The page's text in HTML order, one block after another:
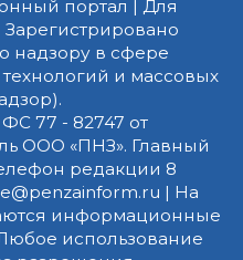
портал | Для
Зарегистрировано
надзору в сфере
и массовых
77 - 82747 от
ООО «ПНЗ». Главный
редакции 8
| На
информационные
использование